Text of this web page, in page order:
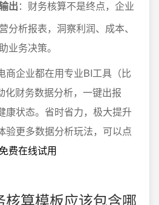
出：财务核算不是终点，企业
分析报表，洞察利润、成本、
业务决策。
商企业都在用专业BI工具（比
化财务数据分析，一键出报
康状态。省时省力，极大提升
验更多数据分析玩法，可以点
费在线试用
核算模板应该包含哪